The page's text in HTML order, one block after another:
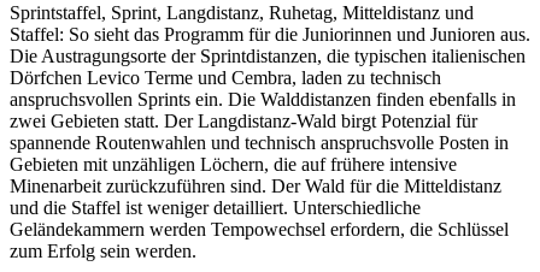
Sprintstaffel, Sprint, Langdistanz, Ruhetag, Mitteldistanz und
Staffel: So sieht das Programm für die Juniorinnen und Junioren aus.
Die Austragungsorte der Sprintdistanzen, die typischen italienischen
Dörfchen Levico Terme und Cembra, laden zu technisch
anspruchsvollen Sprints ein. Die Walddistanzen finden ebenfalls in
zwei Gebieten statt. Der Langdistanz-Wald birgt Potenzial für
spannende Routenwahlen und technisch anspruchsvolle Posten in
Gebieten mit unzähligen Löchern, die auf frühere intensive
Minenarbeit zurückzuführen sind. Der Wald für die Mitteldistanz
und die Staffel ist weniger detailliert. Unterschiedliche
Geländekammern werden Tempowechsel erfordern, die Schlüssel
zum Erfolg sein werden.